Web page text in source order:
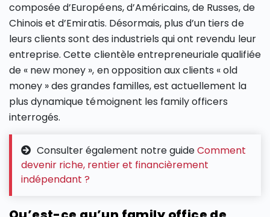
composée d’Européens, d’Américains, de Russes, de
Chinois et d’Emiratis. Désormais, plus d’un tiers de
leurs clients sont des industriels qui ont revendu leur
entreprise. Cette clientèle entrepreneuriale qualifiée
de « new money », en opposition aux clients « old
money » des grandes familles, est actuellement la
plus dynamique témoignent les family officers
interrogés.
Consulter également notre guideComment
devenir riche, rentier et financièrement
indépendant ?